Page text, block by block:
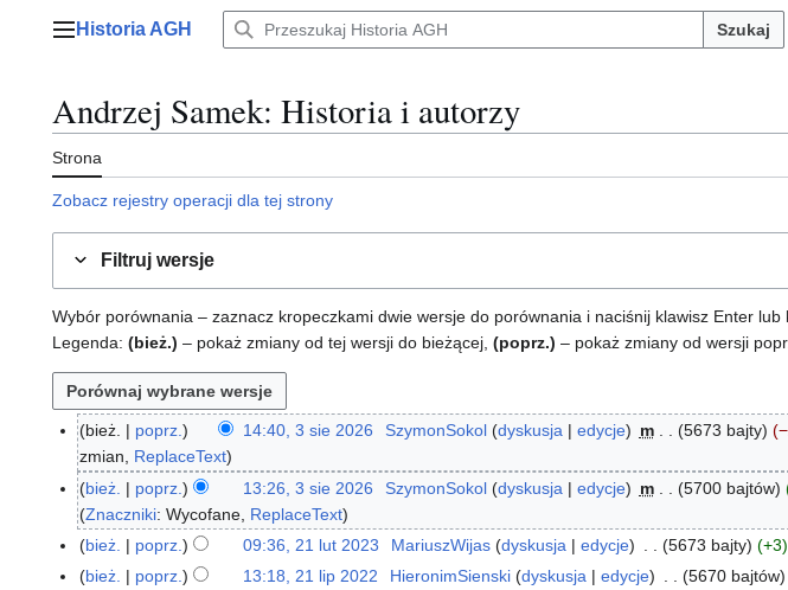
Menu główne
Historia AGH Szukaj
Andrzej Samek: Historia i autorzy
Strona
Zobacz rejestry operacji dla tej strony
Filtruj wersje
Wybór porównania – zaznacz kropeczkami dwie wersje do porównania i naciśnij klawisz Enter lub
Legenda: (bież.) – pokaż zmiany od tej wersji do bieżącej, (poprz.) – pokaż zmiany od wersji
3
bież. poprz. 14:40, 3 sie 2026 SzymonSokol dyskusja edycje m 5673 bajty
zmian
ReplaceText
bież.
poprz. 13:26, 3 sie 2026 SzymonSokol dyskusja edycje m 5700 bajtów
Znaczniki:Wycofane ReplaceText
2
1
bież. poprz. 09:36, 21 lut 2023 MariuszWijas dyskusja edycje 5673 bajty +3
2
bież. poprz. 13:18, 21 lip 2022 HieronimSienski dyskusja edycje 5670 bajtów